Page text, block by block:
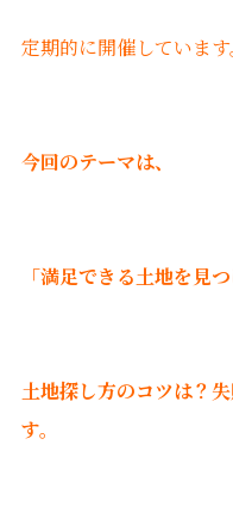
定期的に開催しています
今回のテーマは、
「満足できる土地を見
土地探し方のコツは？
す。